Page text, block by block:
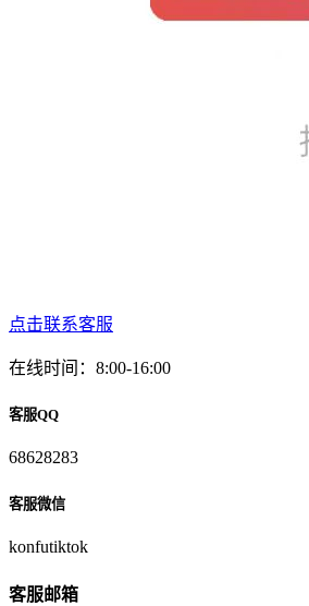
点击联系客服
在线时间：8:00-16:00
客服QQ
68628283
客服微信
konfutiktok
客服邮箱